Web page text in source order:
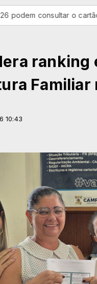
o cartão de inscrição
ranking
Familiar
10:43